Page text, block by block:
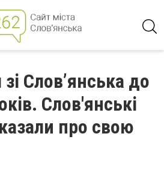
Слов’янська до
Слов'янські
про свою